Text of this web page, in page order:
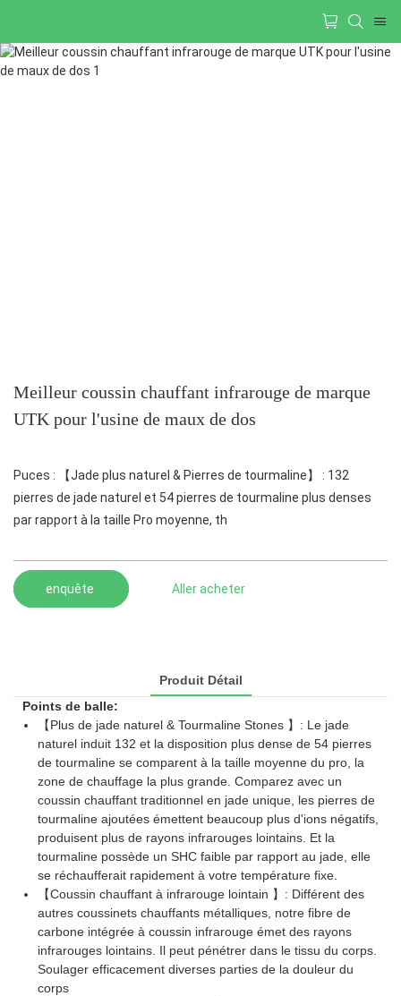
Meilleur coussin chauffant infrarouge de marque
UTK pour l'usine de maux de dos
Puces : 【Jade plus naturel & Pierres de tourmaline】 : 132
pierres de jade naturel et 54 pierres de tourmaline plus denses
par rapport à la taille Pro moyenne, th
enquête Aller acheter
Produit Détail
Points de balle:
【Plus de jade naturel & Tourmaline Stones 】: Le jade
naturel induit 132 et la disposition plus dense de 54 pierres
de tourmaline se comparent à la taille moyenne du pro, la
zone de chauffage la plus grande. Comparez avec un
coussin chauffant traditionnel en jade unique, les pierres de
tourmaline ajoutées émettent beaucoup plus d'ions négatifs,
produisent plus de rayons infrarouges lointains. Et la
tourmaline possède un SHC faible par rapport au jade, elle
se réchaufferait rapidement à votre température fixe.
【Coussin chauffant à infrarouge lointain 】: Différent des
autres coussinets chauffants métalliques, notre fibre de
carbone intégrée à coussin infrarouge émet des rayons
infrarouges lointains. Il peut pénétrer dans le tissu du corps.
Soulager efficacement diverses parties de la douleur du
corps